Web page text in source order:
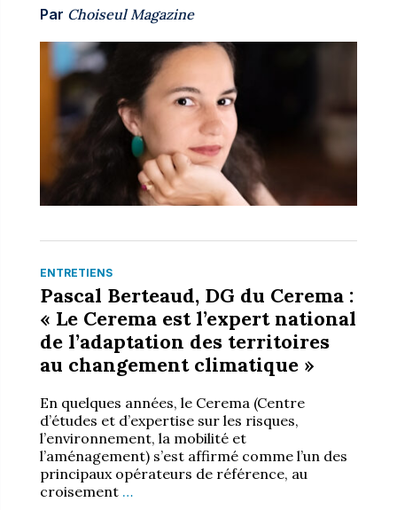
Par Choiseul Magazine
ENTRETIENS
Pascal Berteaud, DG du Cerema :
« Le Cerema est l’expert national
de l’adaptation des territoires
au changement climatique »
En quelques années, le Cerema (Centre
d’études et d’expertise sur les risques,
l’environnement, la mobilité et
l’aménagement) s’est affirmé comme l’un des
principaux opérateurs de référence, au
croisement …